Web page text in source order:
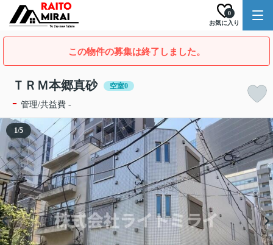
お気に入り
0
この物件の募集は終了しました。
ＴＲＭ本郷真砂 空室0
- 管理/共益費 -
1/5